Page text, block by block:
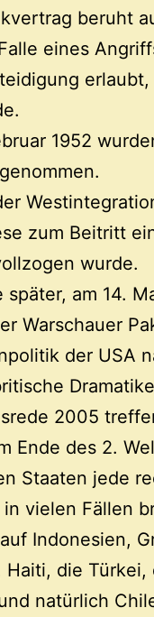
beruht
eines
1952
zum Beitritt
wurde.
später, am 14.
Warschauer
der USA
2005
Ende des 2.
Staaten jede
vielen Fällen
Indonesien,
Haiti, die
natürlich